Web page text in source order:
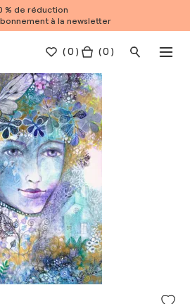
% de réduction
à la newsletter
(0 ) ( 0 )